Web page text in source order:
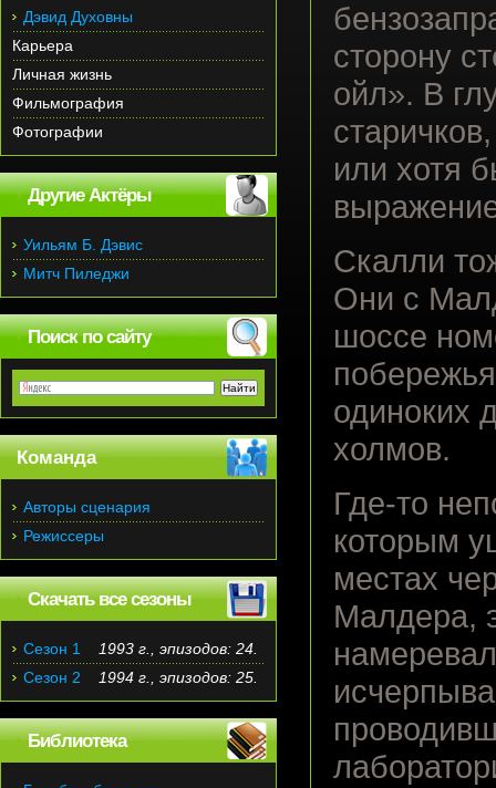
сторону
ойл». В
или хотя
Скалли
Они с
шоссе
одиноких
холмов.
Где-то
которым
местах
Малдера,
Дэвид Духовны
Карьера
Личная жизнь
Фильмография
Фотографии
Другие Актёры
Уильям Б. Дэвис
Митч Пиледжи
Поиск по сайту
Команда
Авторы сценария
Режиссеры
Скачать все сезоны
Сезон 1
1993 г., эпизодов: 24.
Сезон 2
1994 г., эпизодов: 25.
Библиотека